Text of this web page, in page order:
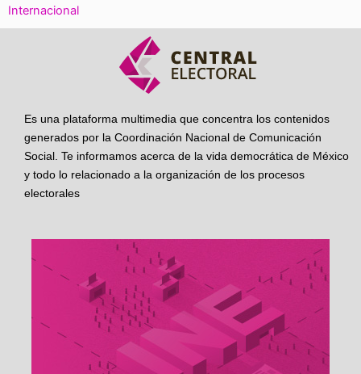
Internacional
Es una plataforma multimedia que concentra los contenidos
generados por la Coordinación Nacional de Comunicación
Social. Te informamos acerca de la vida democrática de México
y todo lo relacionado a la organización de los procesos
electorales